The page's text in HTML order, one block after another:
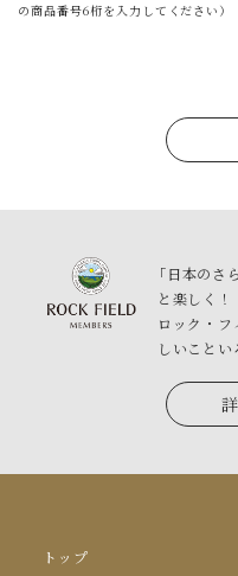
の商品番号6桁を入力してください）
「日本の
と楽しく！
ロック・
しいことい
トップ